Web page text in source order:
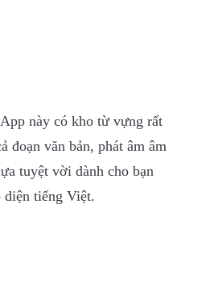
này có kho từ vựng rất
đoạn văn bản, phát âm âm
tuyệt vời dành cho bạn
diện tiếng Việt.